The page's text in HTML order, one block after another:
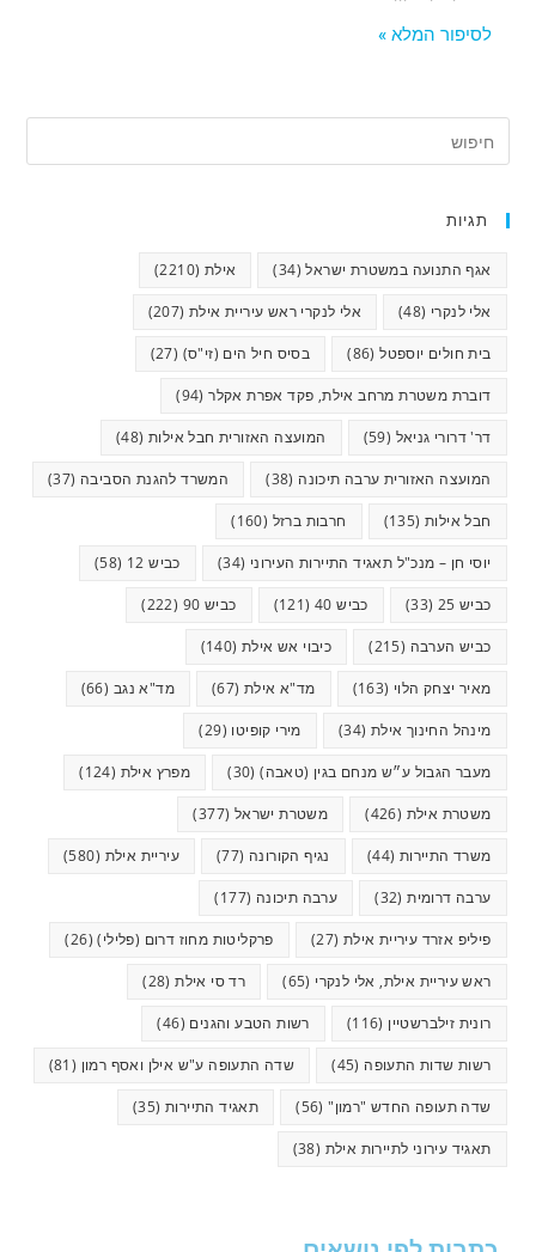
לסיפור המלא »
תגיות
אגף התנועה במשטרת ישראל(34) אילת (2210)
אלי לנקרי (48) אלי לנקרי ראש עיריית אילת (207)
בית חולים יוספטל(86) בסיס חיל הים (זי"ס) (27)
דוברת משטרת מרחב אילת, פקד אפרת אקלר(94)
דר' דרורי גניאל (59) המועצה האזורית חבל אילות (48)
המועצה האזורית ערבה תיכונה (38) המשרד להגנת הסביבה (37)
חבל אילות (135) חרבות ברזל (160)
יוסי חן – מנכ"ל תאגיד התיירות העירוני (34) כביש 12 (58)
כביש 25 (33) כביש 40 (121) כביש 90 (222)
כביש הערבה (215) כיבוי אש אילת (140)
מאיר יצחק הלוי (163) מד"א אילת (67) מד"א נגב (66)
מינהל החינוך אילת (34) מירי קופיטו (29)
מעבר הגבול ע״ש מנחם בגין (טאבה)(30) מפרץ אילת (124)
משטרת אילת (426) משטרת ישראל (377)
משרד התיירות (44) נגיף הקורונה (77) עיריית אילת (580)
ערבה דרומית(32) ערבה תיכונה (177)
פיליפ אזרד עיריית אילת (27) פרקליטות מחוז דרום (פלילי)(26)
ראש עיריית אילת, אלי לנקרי (65) רד סי אילת(28)
רונית זילברשטיין (116) רשות הטבע והגנים (46)
רשות שדות התעופה (45) שדה התעופה ע"ש אילן ואסף רמון (81)
שדה תעופה החדש "רמון"(56) תאגיד התיירות (35)
תאגיד עירוני לתיירות אילת (38)